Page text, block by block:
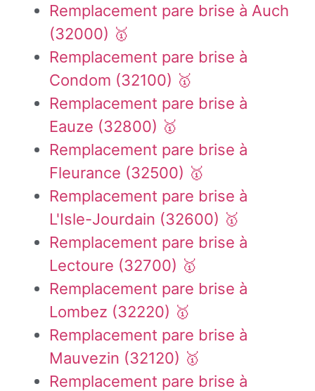
Remplacement pare brise à Auch
(32000) 🥇
Remplacement pare brise à
Condom (32100) 🥇
Remplacement pare brise à
Eauze (32800) 🥇
Remplacement pare brise à
Fleurance (32500) 🥇
Remplacement pare brise à
L'Isle-Jourdain (32600) 🥇
Remplacement pare brise à
Lectoure (32700) 🥇
Remplacement pare brise à
Lombez (32220) 🥇
Remplacement pare brise à
Mauvezin (32120) 🥇
Remplacement pare brise à